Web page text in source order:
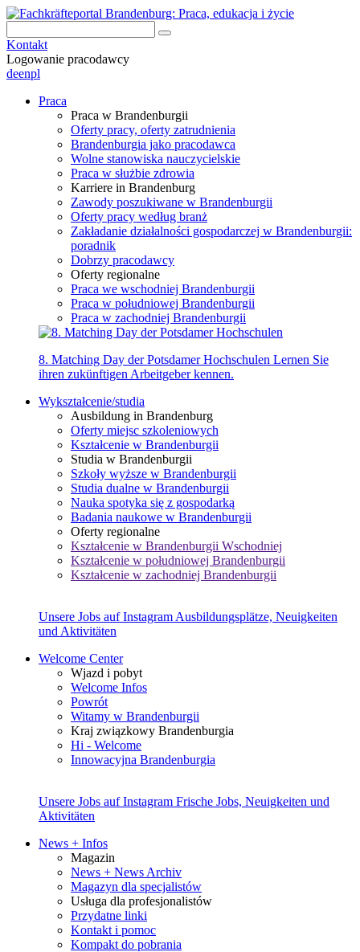
Kontakt
Logowanie pracodawcy
deenpl
Praca
Praca w Brandenburgii
Oferty pracy, oferty zatrudnienia
Brandenburgia jako pracodawca
Wolne stanowiska nauczycielskie
Praca w służbie zdrowia
Karriere in Brandenburg
Zawody poszukiwane w Brandenburgii
Oferty pracy według branż
Zakładanie działalności gospodarczej w Brandenburgii:
poradnik
Dobrzy pracodawcy
Oferty regionalne
Praca we wschodniej Brandenburgii
Praca w południowej Brandenburgii
Praca w zachodniej Brandenburgii
8. Matching Day der Potsdamer Hochschulen Lernen Sie
ihren zukünftigen Arbeitgeber kennen.
Wykształcenie/studia
Ausbildung in Brandenburg
Oferty miejsc szkoleniowych
Kształcenie w Brandenburgii
Studia w Brandenburgii
Szkoły wyższe w Brandenburgii
Studia dualne w Brandenburgii
Nauka spotyka się z gospodarką
Badania naukowe w Brandenburgii
Oferty regionalne
Kształcenie w Brandenburgii Wschodniej
Kształcenie w południowej Brandenburgii
Kształcenie w zachodniej Brandenburgii
Unsere Jobs auf Instagram Ausbildungsplätze, Neuigkeiten
und Aktivitäten
Welcome Center
Wjazd i pobyt
Welcome Infos
Powrót
Witamy w Brandenburgii
Kraj związkowy Brandenburgia
Hi - Welcome
Innowacyjna Brandenburgia
Unsere Jobs auf Instagram Frische Jobs, Neuigkeiten und
Aktivitäten
News + Infos
Magazin
News + News Archiv
Magazyn dla specjalistów
Usługa dla profesjonalistów
Przydatne linki
Kontakt i pomoc
Kompakt do pobrania